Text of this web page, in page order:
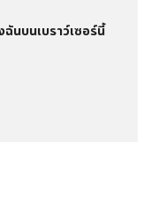
นบนเบราว์เซอร์นี้